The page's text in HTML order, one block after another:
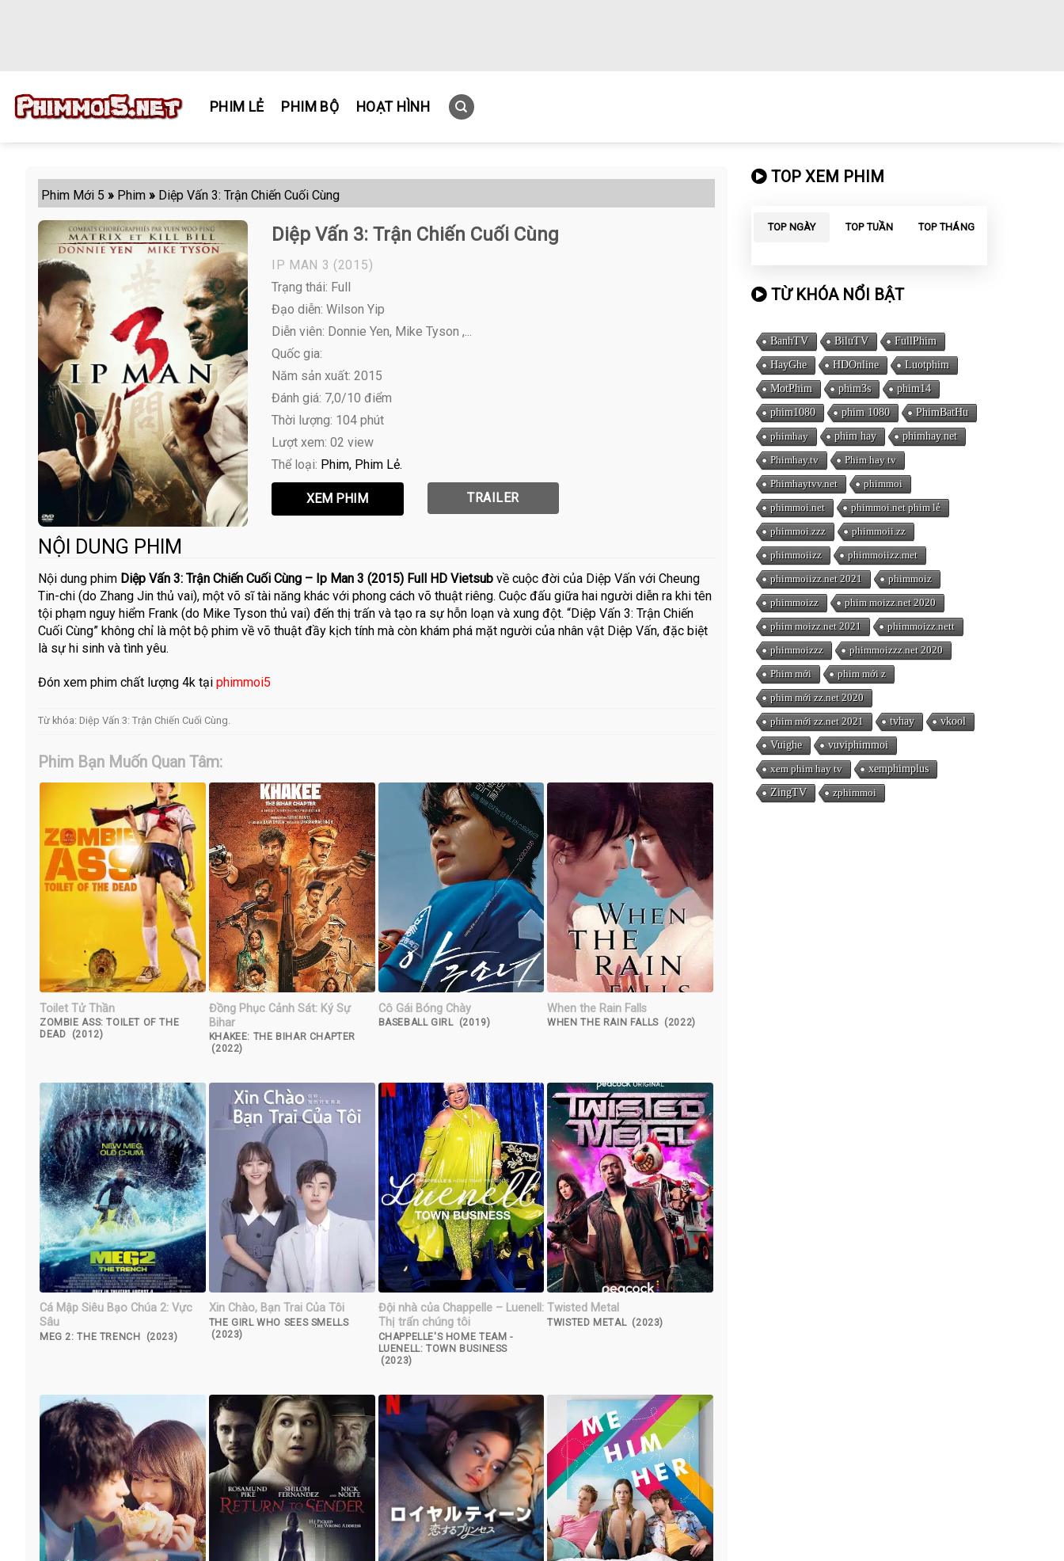
PHIM LẺ PHIM BỘ HOẠT HÌNH
Phim Mới 5 » Phim » Diệp Vấn 3: Trận Chiến Cuối Cùng
Diệp Vấn 3: Trận Chiến Cuối Cùng
IP MAN 3 (2015)
Trạng thái: Full
Đạo diễn: Wilson Yip
Diễn viên: Donnie Yen, Mike Tyson ,...
Quốc gia:
Năm sản xuất: 2015
Đánh giá: 7,0/10 điểm
Thời lượng: 104 phút
Lượt xem: 02 view
Thể loại: Phim Phim Lẻ
TRAILER
NỘI DUNG PHIM
Nội dung phim Diệp Vấn 3: Trận Chiến Cuối Cùng – Ip Man 3 (2015) Full HD Vietsub về cuộc đời của Diệp Vấn với Cheung
Tin-chi (do Zhang Jin thủ vai), một võ sĩ tài năng khác với phong cách võ thuật riêng. Cuộc đấu giữa hai người diễn ra khi tên
tội phạm nguy hiểm Frank (do Mike Tyson thủ vai) đến thị trấn và tạo ra sự hỗn loạn và xung đột. “Diệp Vấn 3: Trận Chiến
Cuối Cùng” không chỉ là một bộ phim về võ thuật đầy kịch tính mà còn khám phá mặt người của nhân vật Diệp Vấn, đặc biệt
là sự hi sinh và tình yêu.
Đón xem phim chất lượng 4k tại phimmoi5
Từ khóa: Diệp Vấn 3: Trận Chiến Cuối Cùng.
Phim Bạn Muốn Quan Tâm:
Toilet Tử Thần
ZOMBIE ASS: TOILET OF THE
DEAD (2012)
Đồng Phục Cảnh Sát: Ký Sự
Bihar
KHAKEE: THE BIHAR CHAPTER
(2022)
Cô Gái Bóng Chày
BASEBALL GIRL (2019)
When the Rain Falls
WHEN THE RAIN FALLS (2022)
Cá Mập Siêu Bạo Chúa 2: Vực
Sâu
MEG 2: THE TRENCH (2023)
Xin Chào, Bạn Trai Của Tôi
THE GIRL WHO SEES SMELLS
(2023)
Đội nhà của Chappelle – Luenell:
Thị trấn chúng tôi
CHAPPELLE'S HOME TEAM -
LUENELL: TOWN BUSINESS
(2023)
Twisted Metal
TWISTED METAL (2023)
TOP XEM PHIM
TOP NGÀY TOP TUẦN TOP THÁNG
TỪ KHÓA NỔI BẬT
BanhTV BiluTV
FullPhim
HayGhe
HDOnline
Luotphim
MotPhim
phim3s
phim14
phim1080
phim 1080
PhimBatHu
phimhay
phim hay
phimhay.net
Phimhay.tv
Phim hay tv
Phimhaytvv.net
phimmoi
phimmoi.net
phimmoi.net phim lẻ
phimmoi.zzz
phimmoii.zz
phimmoiizz
phimmoiizz.met
phimmoiizz.net 2021
phimmoiz
phimmoizz
phim moizz.net 2020
phim moizz.net 2021
phimmoizz.nett
phimmoizzz
phimmoizzz.net 2020
Phim mới
phim mới z
phim mới zz.net 2020
phim mới zz.net 2021
tvhay
vkool
Vuighe
vuviphimmoi
xem phim hay tv
xemphimplus
ZingTV
zphimmoi